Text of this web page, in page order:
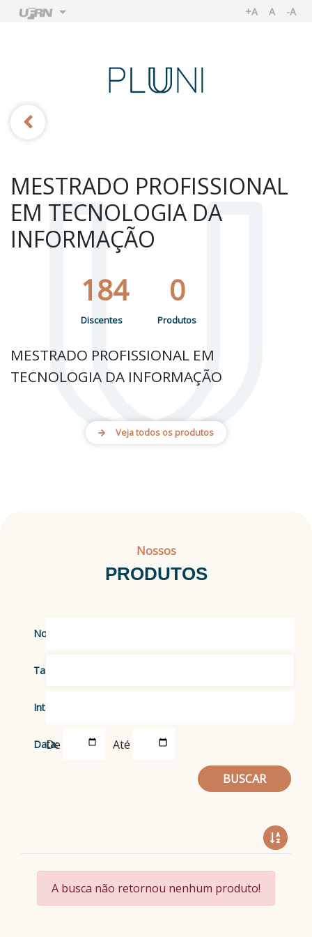
+AAUMENTAR
A -A
MESTRADO PROFISSIONAL
EM TECNOLOGIA DA
INFORMAÇÃO
184
Discentes
0
Produtos
MESTRADO PROFISSIONAL EM
TECNOLOGIA DA INFORMAÇÃO
Veja todos os produtos
Nossos
PRODUTOS
Nome:
Tags:
Integrante:
Data:
De Até
BUSCAR
A busca não retornou nenhum produto!